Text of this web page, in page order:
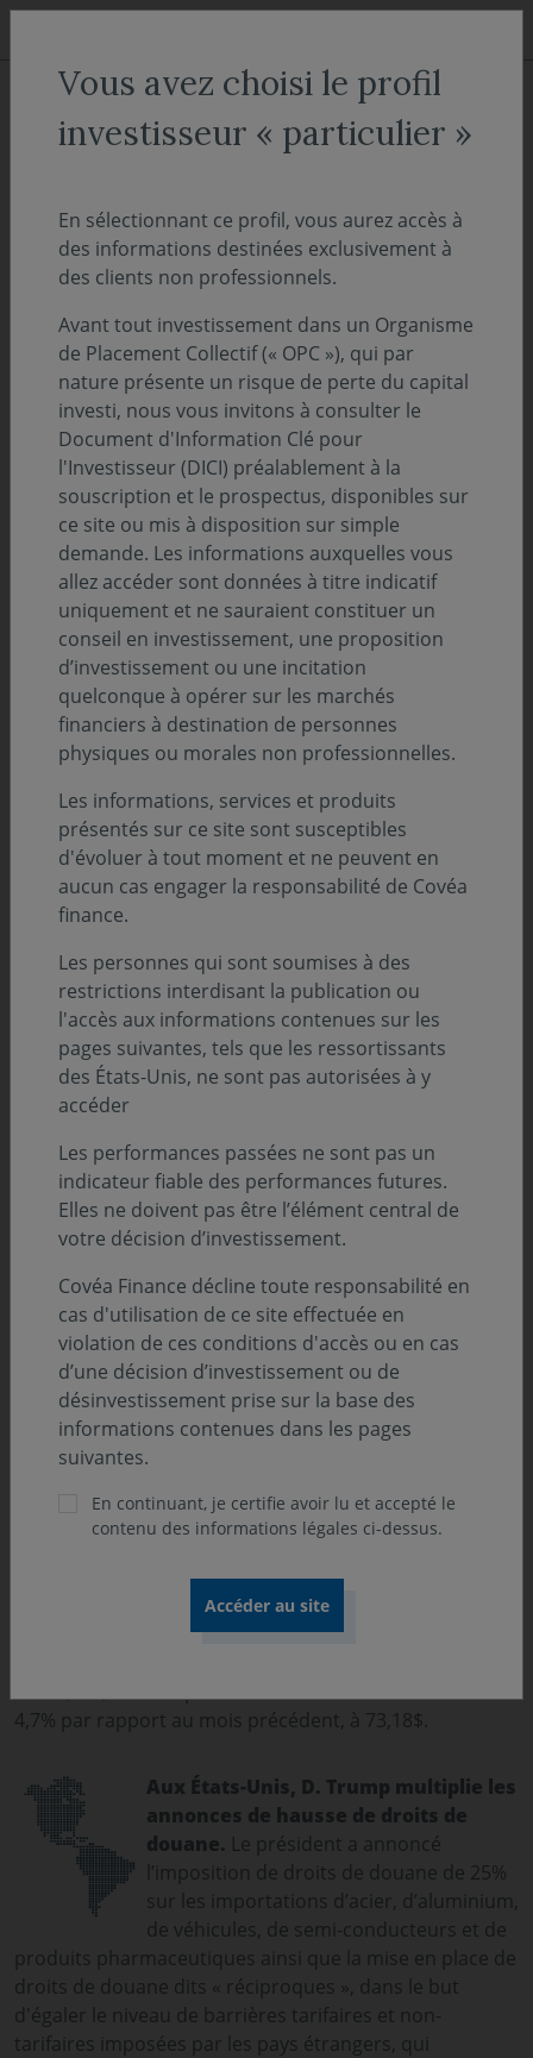
Aller au menu
Aller au contenu
ACCUEIL Décryptages
Février 2025
ENVIRONNEMENT ÉCONOMIQUE 06 mars 2025
Temps de lecture :4min
Tempête sur les relations internationales
Nos perspectives économiques et
financières
Notre analyse sur les moteurs et leviers de
croissance des États-Unis, de la France et de
l’Allemagne a confirmé plusieurs avantages
économiques des États-Unis, fondés sur un
accès facilité aux ressources humaines,
financières et liées aux matières premières. Ces
avantages permettent aux États-Unis de
déployer une politique industrielle volontariste.
L’Europe, avec des ambitions similaires, est
limitée par son manque d’accès aux ressources,
un environnement politique complexe et de
faibles marges de manœuvre budgétaires.
aux banques centrales de baisser les taux
directeurs. Toutefois, des pressions
inflationnistes se maintiennent, surtout aux
Etats-Unis, en lien avec la boucle prix/salaire,
l’escalade des tensions géopolitiques et les
plans de relocalisation industrielle qui en
découle.
des États-Unis sur le conflit ukrainien, qui marque un
éloignement vis-à-vis de l’Europe. Les responsables
américains ont entamé des négociations bilatérales
avec la Russie sur la résolution du conflit et cherchent à
signer un accord sur l’exploitation de ressources
minières ukrainiennes en compensation des aides
américaines à l’effort de guerre. Dans un contexte de
remise en cause de l’alliance transatlantique, les pays
européens annoncent des renforcements de leurs
annoncé de nombreuses hausses de droits de douane
sur les principaux partenaires commerciaux des États-
Unis. Sur le marché des changes, l’euro s’est
4,7% par rapport au mois précédent, à 73,18$.
Aux États-Unis, D. Trump multiplie les
annonces de hausse de droits de
douane. Le président a annoncé
l’imposition de droits de douane de 25%
sur les importations d’acier, d’aluminium,
de véhicules, de semi-conducteurs et de
produits pharmaceutiques ainsi que la mise en place de
droits de douane dits « réciproques », dans le but
d'égaler le niveau de barrières tarifaires et non-
tarifaires imposées par les pays étrangers, qui
Vous avez choisi le profil
investisseur « particulier »
En sélectionnant ce profil, vous aurez accès à
des informations destinées exclusivement à
des clients non professionnels.
Avant tout investissement dans un Organisme
de Placement Collectif (« OPC »), qui par
nature présente un risque de perte du capital
investi, nous vous invitons à consulter le
Document d'Information Clé pour
l'Investisseur (DICI) préalablement à la
souscription et le prospectus, disponibles sur
ce site ou mis à disposition sur simple
demande. Les informations auxquelles vous
allez accéder sont données à titre indicatif
uniquement et ne sauraient constituer un
conseil en investissement, une proposition
d’investissement ou une incitation
quelconque à opérer sur les marchés
financiers à destination de personnes
physiques ou morales non professionnelles.
Les informations, services et produits
présentés sur ce site sont susceptibles
d'évoluer à tout moment et ne peuvent en
aucun cas engager la responsabilité de Covéa
finance.
Les personnes qui sont soumises à des
restrictions interdisant la publication ou
l'accès aux informations contenues sur les
pages suivantes, tels que les ressortissants
des États-Unis, ne sont pas autorisées à y
accéder
Les performances passées ne sont pas un
indicateur fiable des performances futures.
Elles ne doivent pas être l’élément central de
votre décision d’investissement.
Covéa Finance décline toute responsabilité en
cas d'utilisation de ce site effectuée en
violation de ces conditions d'accès ou en cas
d’une décision d’investissement ou de
désinvestissement prise sur la base des
informations contenues dans les pages
suivantes.
En continuant, je certifie avoir lu et accepté le
contenu des informations légales ci-dessus.